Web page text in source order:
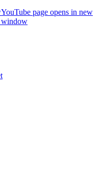
YouTube page opens in new
window